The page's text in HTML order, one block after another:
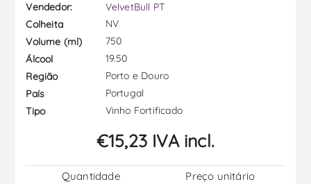
Vendedor:
VelvetBull PT
Colheita
NV
Volume (ml)
750
Álcool
19.50
Região
Porto e Douro
País
Portugal
Tipo
Vinho Fortificado
€15,23 IVA incl.
Quantidade
Preço unitário